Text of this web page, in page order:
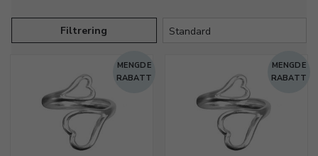
Filtrering
MENGDE
RABATT
MENGDE
RABATT